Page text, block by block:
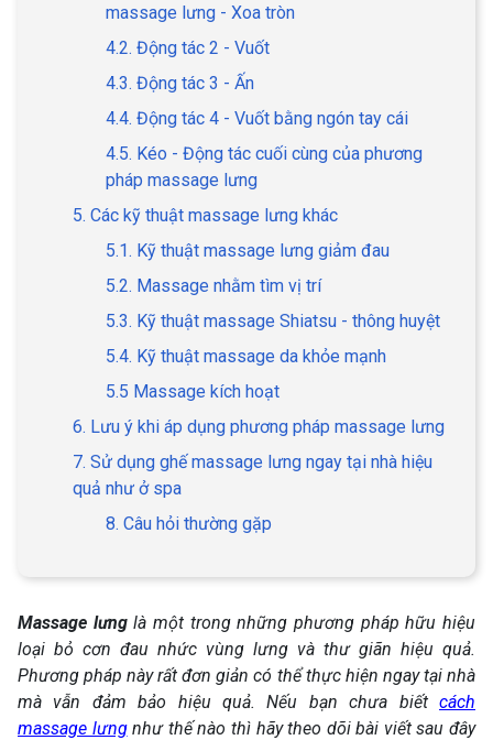
massage lưng - Xoa tròn
4.2. Động tác 2 - Vuốt
4.3. Động tác 3 - Ấn
4.4. Động tác 4 - Vuốt bằng ngón tay cái
4.5. Kéo - Động tác cuối cùng của phương
pháp massage lưng
5. Các kỹ thuật massage lưng khác
5.1. Kỹ thuật massage lưng giảm đau
5.2. Massage nhằm tìm vị trí
5.3. Kỹ thuật massage Shiatsu - thông huyệt
5.4. Kỹ thuật massage da khỏe mạnh
5.5 Massage kích hoạt
6. Lưu ý khi áp dụng phương pháp massage lưng
7. Sử dụng ghế massage lưng ngay tại nhà hiệu
quả như ở spa
8. Câu hỏi thường gặp
Massage lưnglà một trong những phương pháp hữu hiệu
loại bỏ cơn đau nhức vùng lưng và thư giãn hiệu quả.
Phương pháp này rất đơn giản có thể thực hiện ngay tại nhà
mà vẫn đảm bảo hiệu quả. Nếu bạn chưa biết cách
massage lưngnhư thế nào thì hãy theo dõi bài viết sau đây